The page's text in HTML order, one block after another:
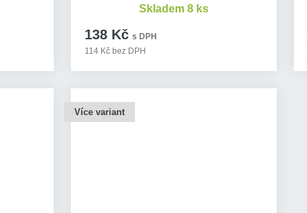
138 Kč s DPH
114 Kč bez DPH
Skladem 8 ks
Více variant